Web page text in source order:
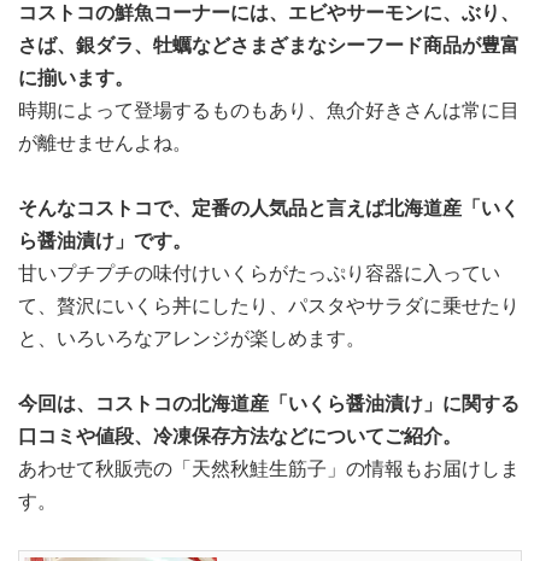
コストコの鮮魚コーナーには、エビやサーモンに、ぶり、
さば、銀ダラ、牡蠣などさまざまなシーフード商品が豊富
に揃います。
時期によって登場するものもあり、魚介好きさんは常に目
が離せませんよね。
そんなコストコで、定番の人気品と言えば北海道産「いく
ら醤油漬け」です。
甘いプチプチの味付けいくらがたっぷり容器に入ってい
て、贅沢にいくら丼にしたり、パスタやサラダに乗せたり
と、いろいろなアレンジが楽しめます。
今回は、コストコの北海道産「いくら醤油漬け」に関する
口コミや値段、冷凍保存方法などについてご紹介。
あわせて秋販売の「天然秋鮭生筋子」の情報もお届けしま
す。